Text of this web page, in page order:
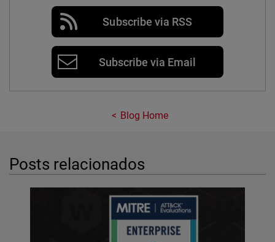
Subscribe via RSS
Subscribe via Email
Blog Home
Posts relacionados